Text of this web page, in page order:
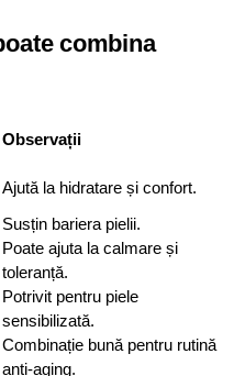
combina
Observații
Ajută la hidratare și confort.
Susțin bariera pielii.
Poate ajuta la calmare și
toleranță.
Potrivit pentru piele
sensibilizată.
Combinație bună pentru rutină
anti-aging.